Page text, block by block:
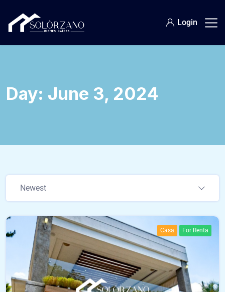
Login
Day: June 3, 2024
Newest
Casa For Renta